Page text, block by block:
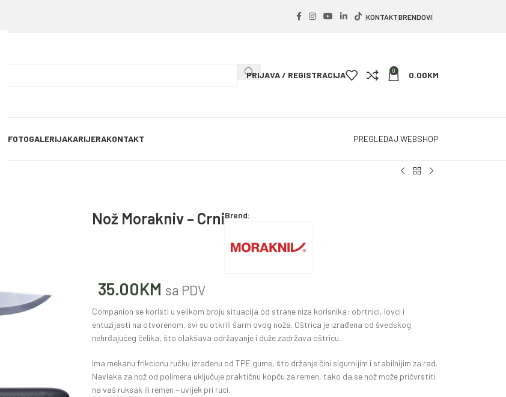
KONTAKTBRENDOVI
PRIJAVA / REGISTRACIJA 0 0.00KM
FOTOGALERIJAKARIJERAKONTAKT PREGLEDAJ WEBSHOP
Nož Morakniv – CrniBrend:
35.00KM sa PDV
Companion se koristi u velikom broju situacija od strane niza korisnika: obrtnici, lovci i
entuzijasti na otvorenom, svi su otkrili šarm ovog noža. Oštrica je izrađena od švedskog
nehrđajućeg čelika, što olakšava održavanje i duže zadržava oštricu.
Ima mekanu frikcionu ručku izrađenu od TPE gume, što držanje čini sigurnijim i stabilnijim za rad.
Navlaka za nož od polimera uključuje praktičnu kopču za remen, tako da se nož može pričvrstiti
na vaš ruksak ili remen – uvijek pri ruci.